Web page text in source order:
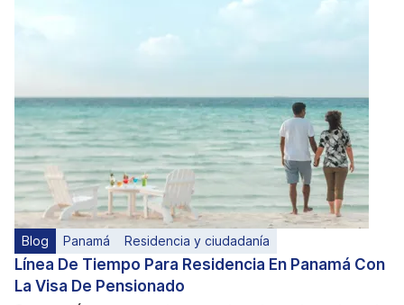
Blog Panamá Residencia y ciudadanía
Línea De Tiempo Para Residencia En Panamá Con
La Visa De Pensionado